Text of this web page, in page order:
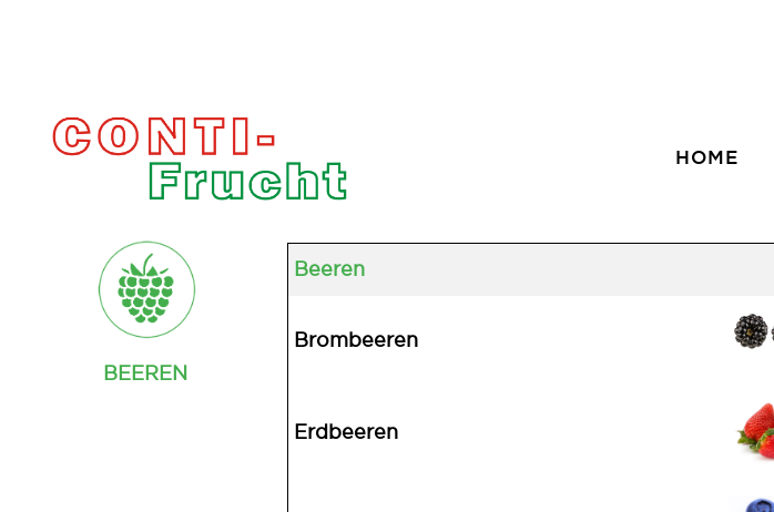
HOME
BEEREN
Beeren
Brombeeren
Erdbeeren